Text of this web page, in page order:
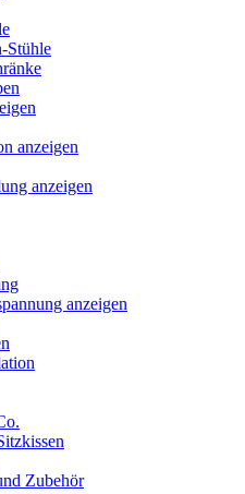
Stühle
anzeigen
anzeigen
anzeigen
Zubehör